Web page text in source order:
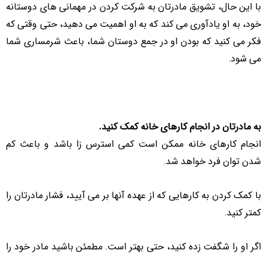
با این حال، تشویق مادرتان به شرکت کردن در مهمانی های دوستانه
خود، به او یادآوری می کند که به او اهمیت می دهید، حتی وقتی که
فکر می کنید که بودن او در جمع دوستان شما، باعث شرمساری شما
می شود.
به مادرتان در انجام کارهای خانه کمک کنید.
انجام کارهای خانه ممکن است کمی استرس زا باشد و باعث کم
شدن توان فرد خواهد شد.
با کمک کردن به کارهایی که از عهده آنها بر می آیید، فشار مادرتان را
کمتر کنید.
اگر او را شگفت زده کنید، حتی بهتر است. مطمئن باشید مادر خود را